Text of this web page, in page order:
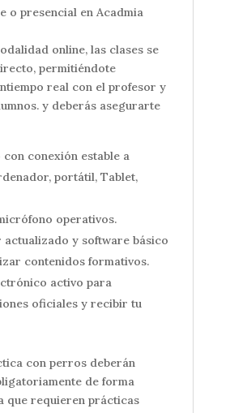
o presencial en Acadmia
online, las clases se
permitiéndote
real con el profesor y
y deberás asegurarte
con conexión estable a
portátil, Tablet,
operativos.
actualizado y software básico
contenidos formativos.
activo para
oficiales y recibir tu
con perros deberán
de forma
que requieren prácticas